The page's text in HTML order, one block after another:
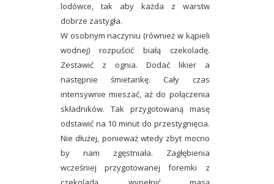
lodówce, tak aby każda z warstw
dobrze zastygła.
W osobnym naczyniu (również w kąpieli
wodnej) rozpuścić białą czekoladę.
Zestawić z ognia. Dodać likier a
następnie śmietankę. Cały czas
intensywnie mieszać, aż do połączenia
składników. Tak przygotowaną masę
odstawić na 10 minut do przestygnięcia.
Nie dłużej, ponieważ wtedy zbyt mocno
by nam zgęstniała. Zagłębienia
wcześniej przygotowanej foremki z